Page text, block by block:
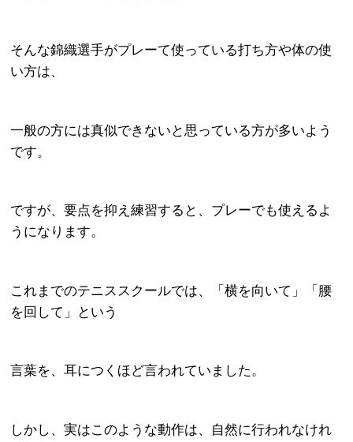
そんな錦織選手がプレーて使っている打ち方や体の使
い方は、
一般の方には真似できないと思っている方が多いよう
です。
ですが、要点を抑え練習すると、プレーでも使えるよ
うになります。
これまでのテニススクールでは、「横を向いて」「腰
を回して」という
言葉を、耳につくほど言われていました。
しかし、実はこのような動作は、自然に行われなけれ